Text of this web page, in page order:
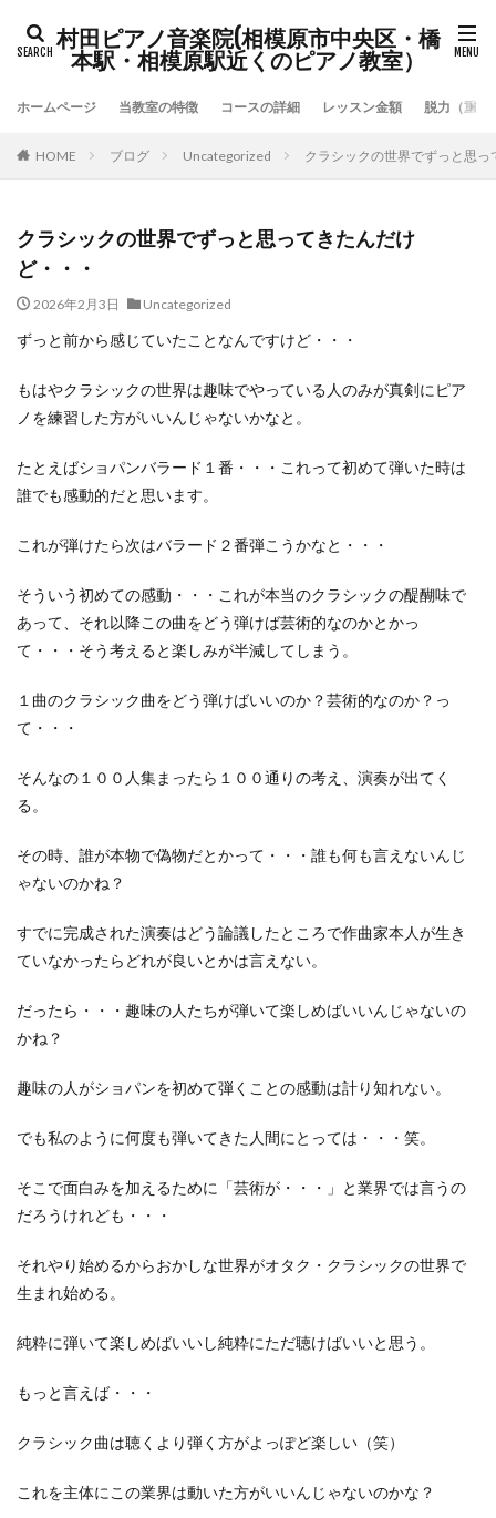
村田ピアノ音楽院(相模原市中央区・橋
本駅・相模原駅近くのピアノ教室）
ホームページ 当教室の特徴 コースの詳細 レッスン金額 脱力（重力
HOME ブログ Uncategorized クラシックの世界でずっと思
クラシックの世界でずっと思ってきたんだけ
ど・・・
2026年2月3日 Uncategorized
ずっと前から感じていたことなんですけど・・・
もはやクラシックの世界は趣味でやっている人のみが真剣にピア
ノを練習した方がいいんじゃないかなと。
たとえばショパンバラード１番・・・これって初めて弾いた時は
誰でも感動的だと思います。
これが弾けたら次はバラード２番弾こうかなと・・・
そういう初めての感動・・・これが本当のクラシックの醍醐味で
あって、それ以降この曲をどう弾けば芸術的なのかとかっ
て・・・そう考えると楽しみが半減してしまう。
１曲のクラシック曲をどう弾けばいいのか？芸術的なのか？っ
て・・・
そんなの１００人集まったら１００通りの考え、演奏が出てく
る。
その時、誰が本物で偽物だとかって・・・誰も何も言えないんじ
ゃないのかね？
すでに完成された演奏はどう論議したところで作曲家本人が生き
ていなかったらどれが良いとかは言えない。
だったら・・・趣味の人たちが弾いて楽しめばいいんじゃないの
かね？
趣味の人がショパンを初めて弾くことの感動は計り知れない。
でも私のように何度も弾いてきた人間にとっては・・・笑。
そこで面白みを加えるために「芸術が・・・」と業界では言うの
だろうけれども・・・
それやり始めるからおかしな世界がオタク・クラシックの世界で
生まれ始める。
純粋に弾いて楽しめばいいし純粋にただ聴けばいいと思う。
もっと言えば・・・
クラシック曲は聴くより弾く方がよっぽど楽しい（笑）
これを主体にこの業界は動いた方がいいんじゃないのかな？